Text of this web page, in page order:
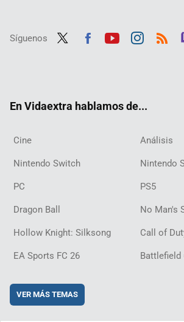
Síguenos
En Vidaextra hablamos de...
Cine Análisis
Nintendo Switch Nintendo
PC PS5
Dragon Ball No Man's
Hollow Knight: Silksong Call of
EA Sports FC 26 Battlefield
VER MÁS TEMAS